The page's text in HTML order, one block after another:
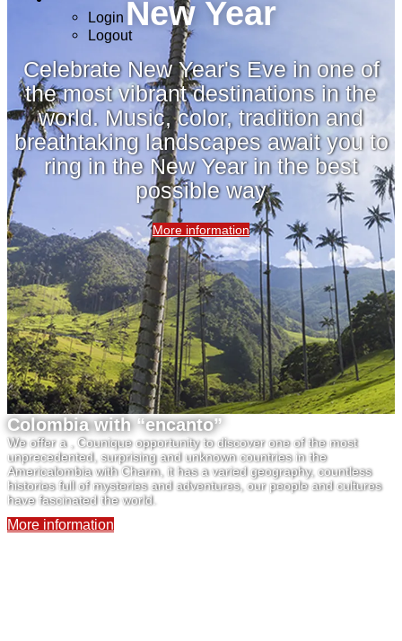
Login
Logout
New Year
Celebrate New Year's Eve in one of
the most vibrant destinations in the
world. Music, color, tradition and
breathtaking landscapes await you to
ring in the New Year in the best
possible way
More information
Colombia with “encanto”
We offer a , Counique opportunity to discover one of the most
unprecedented, surprising and unknown countries in the
Americalombia with Charm, it has a varied geography, countless
histories full of mysteries and adventures, our people and cultures
have fascinated the world.
More information